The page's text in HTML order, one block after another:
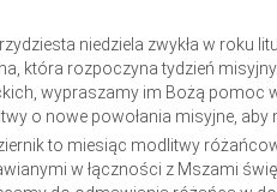
niedziela zwykła w roku
która rozpoczyna tydzień
wypraszamy im Bożą pomoc
o nowe powołania misyjne, aby
to miesiąc modlitwy
w łączności z Mszami